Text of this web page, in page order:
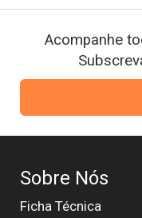
Acompanhe
Sobre Nós
Ficha Técnica